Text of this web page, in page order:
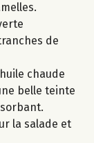
de
chaude
belle teinte
la salade et